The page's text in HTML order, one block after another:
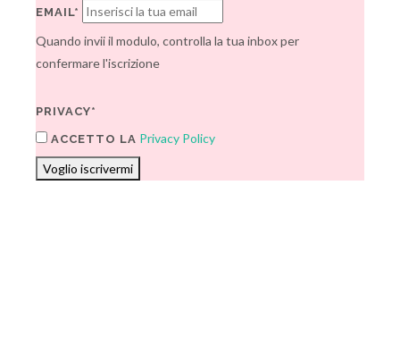
EMAIL*
Quando invii il modulo, controlla la tua inbox per
confermare l'iscrizione
PRIVACY*
ACCETTO LA Privacy Policy
Voglio iscrivermi